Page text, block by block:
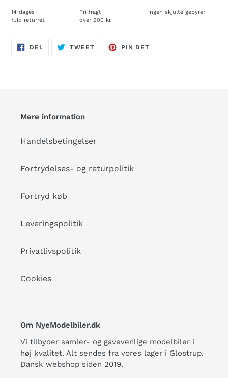
14 dages
fuld returret
Fri fragt
over 900 kr.
Ingen skjulte gebyrer
DEL
PÅ
TWEETTWEET
PIN DET
Mere information
Handelsbetingelser
Fortrydelses- og returpolitik
Fortryd køb
Leveringspolitik
Privatlivspolitik
Cookies
Om NyeModelbiler.dk
Vi tilbyder samler- og gavevenlige modelbiler i
høj kvalitet. Alt sendes fra vores lager i Glostrup.
Dansk webshop siden 2019.